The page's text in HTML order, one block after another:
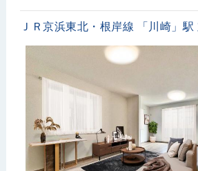
ＪＲ京浜東北・根岸線 「川崎」